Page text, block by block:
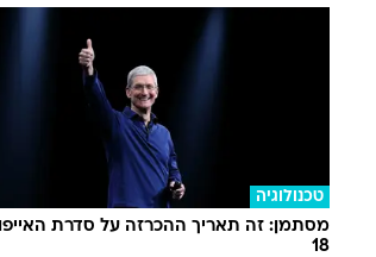
טכנולוגיה
מסתמן: זה תאריך ההכרזה על סדרת האייפון
18